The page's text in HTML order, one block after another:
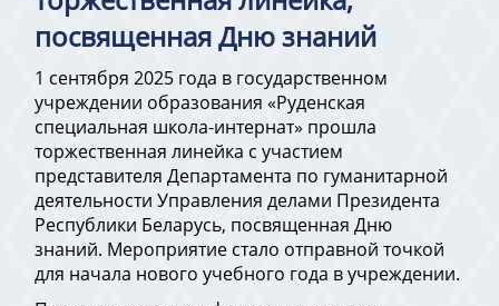
посвященная Дню знаний
1 сентября 2025 года в государственном
учреждении образования «Руденская
специальная школа-интернат» прошла
торжественная линейка с участием
представителя Департамента по гуманитарной
деятельности Управления делами Президента
Республики Беларусь, посвященная Дню
знаний. Мероприятие стало отправной точкой
для начала нового учебного года в учреждении.